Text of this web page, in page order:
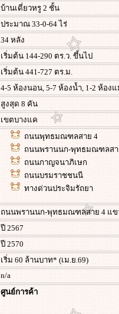
บ้านเดี่ยวหรู 2 ชั้น
ประมาณ 33-0-64 ไร่
34 หลัง
เริ่มต้น 144-290 ตร.ว. ขึ้นไป
เริ่มต้น 441-727 ตร.ม.
4-5 ห้องนอน, 5-7 ห้องน้ำ, 1-2 ห้อง
สูงสุด 8 คัน
เขตบางแค
ถนนพุทธมณฑลสาย 4
ถนนพรานนก-พุทธมณฑลสา
ถนนกาญจนาภิเษก
ถนนบรมราชชนนี
ทางด่วนประจิมรัถยา
ถนนพรานนก-พุทธมณฑลสาย 4 แข
ปี 2567
ปี 2570
เริ่ม 60 ล้านบาท* (เม.ย.69)
n/a
ศูนย์การค้า